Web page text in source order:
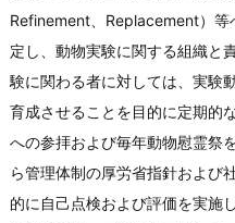
Refinement、Replacement）等
定し、動物実験に関する組織と
験に関わる者に対しては、実験
育成させることを目的に定期的
への参拝および毎年動物慰霊祭
ら管理体制の厚労省指針および
的に自己点検および評価を実施